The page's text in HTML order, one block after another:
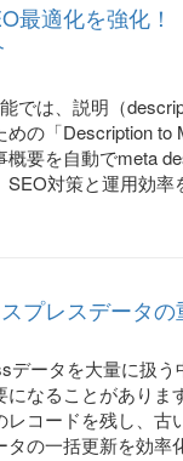
最適化を強化
では、説明（
の「Description to
概要を自動でmeta
SEO対策と運用効
プレスデータ
データを大量に扱
になることがあり
コードを残し、古
の一括更新を効率